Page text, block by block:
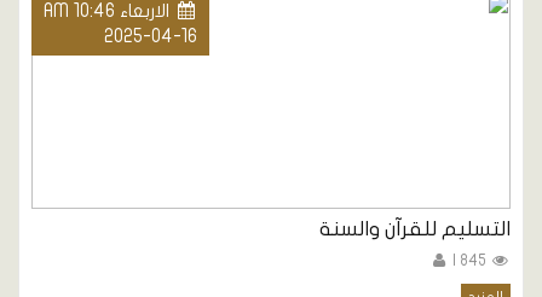
الاربعاء AM 10:46
2025-04-16
التسليم للقرآن والسنة